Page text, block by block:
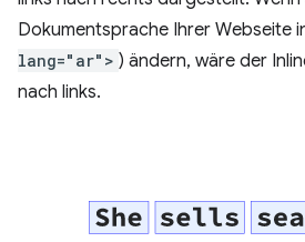
Dokumentsprache Ihrer Webseite
lang="ar"> ) ändern, wäre der
nach links.